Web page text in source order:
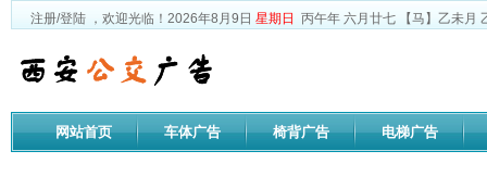
注册/登陆 ，欢迎光临！ 2026年8月9日 星期日 丙午年 六月廿七 【马】乙未月
网站首页 车体广告 椅背广告 电梯广告